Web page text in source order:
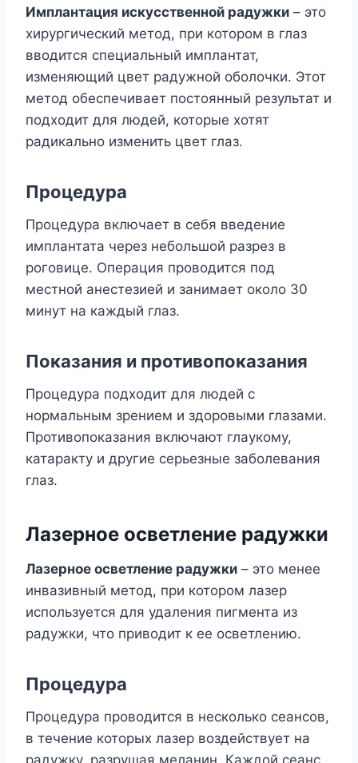
Имплантация искусственной радужки – это
хирургический метод, при котором в глаз
вводится специальный имплантат,
изменяющий цвет радужной оболочки. Этот
метод обеспечивает постоянный результат и
подходит для людей, которые хотят
радикально изменить цвет глаз.
Процедура
Процедура включает в себя введение
имплантата через небольшой разрез в
роговице. Операция проводится под
местной анестезией и занимает около 30
минут на каждый глаз.
Показания и противопоказания
Процедура подходит для людей с
нормальным зрением и здоровыми глазами.
Противопоказания включают глаукому,
катаракту и другие серьезные заболевания
глаз.
Лазерное осветление радужки
Лазерное осветление радужки – это менее
инвазивный метод, при котором лазер
используется для удаления пигмента из
радужки, что приводит к ее осветлению.
Процедура
Процедура проводится в несколько сеансов,
в течение которых лазер воздействует на